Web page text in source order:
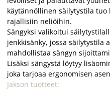
käytännöllinen säilytystila
rajallisiin neliöihin.
Sängyksi valikoitui
jenkkisänky, jossa säilytystila
mahdollistaa sängyn
Lisäksi sängystä löytyy
joka tarjoaa ergonomisen
Jakson tuotteet: